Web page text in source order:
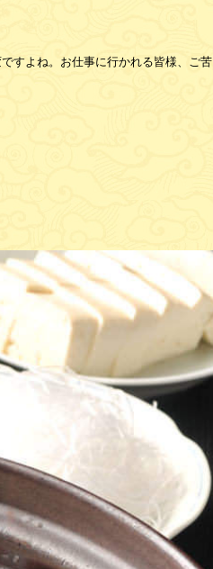
すよね。お仕事に行かれる皆様、ご苦